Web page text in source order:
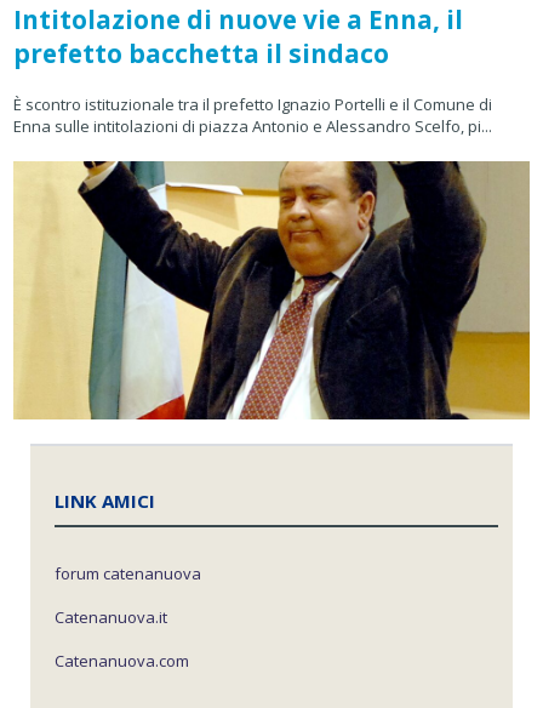
Intitolazione di nuove vie a Enna, il
prefetto bacchetta il sindaco
È scontro istituzionale tra il prefetto Ignazio Portelli e il Comune di
Enna sulle intitolazioni di piazza Antonio e Alessandro Scelfo, pi...
LINK AMICI
forum catenanuova
Catenanuova.it
Catenanuova.com